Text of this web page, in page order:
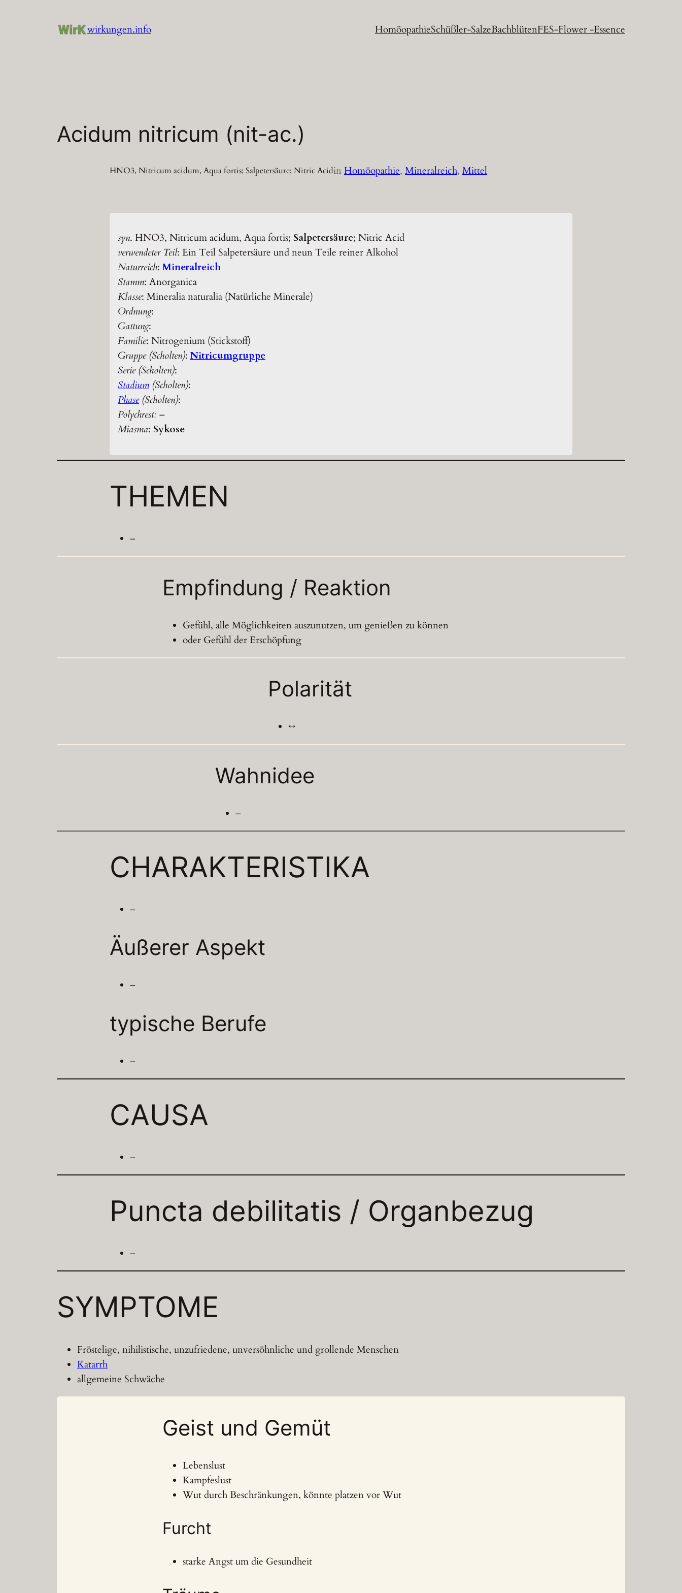
wirkungen.info HomöopathieSchüßler-SalzeBachblütenFES-Flower -Essence
Acidum nitricum (nit-ac.)
HNO3, Nitricum acidum, Aqua fortis; Salpetersäure; Nitric AcidinHomöopathie, Mineralreich, Mittel
syn. HNO3, Nitricum acidum, Aqua fortis; Salpetersäure; Nitric Acid
verwendeter Teil: Ein Teil Salpetersäure und neun Teile reiner Alkohol
Naturreich:Mineralreich
Stamm: Anorganica
Klasse: Mineralia naturalia (Natürliche Minerale)
Ordnung:
Gattung:
Familie: Nitrogenium (Stickstoff)
Gruppe (Scholten): Nitricumgruppe
Serie (Scholten):
Stadium (Scholten):
Phase(Scholten):
Polychrest: –
Miasma: Sykose
THEMEN
–
Empfindung / Reaktion
Gefühl, alle Möglichkeiten auszunutzen, um genießen zu können
oder Gefühl der Erschöpfung
Polarität
↔
Wahnidee
–
CHARAKTERISTIKA
–
Äußerer Aspekt
–
typische Berufe
–
CAUSA
–
Puncta debilitatis / Organbezug
–
SYMPTOME
Fröstelige, nihilistische, unzufriedene, unversöhnliche und grollende Menschen
Katarrh
allgemeine Schwäche
Geist und Gemüt
Lebenslust
Kampfeslust
Wut durch Beschränkungen, könnte platzen vor Wut
Furcht
starke Angst um die Gesundheit